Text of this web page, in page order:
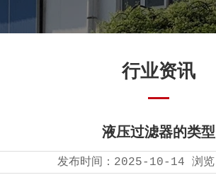
行业资讯
液压过滤器的类型
发布时间： 2025-10-14 浏览